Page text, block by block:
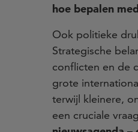
hoe bepalen
Ook politieke
Strategische
conflicten en de
grote
terwijl kleinere,
een cruciale